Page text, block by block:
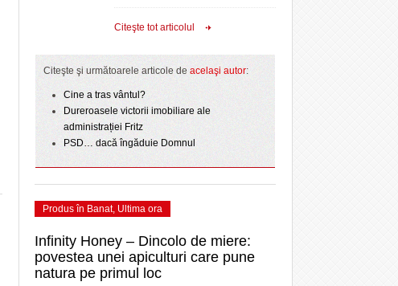
Citeşte tot articolul
Citeşte şi următoarele articole de acelaşi autor:
Cine a tras vântul?
Dureroasele victorii imobiliare ale
administrației Fritz
PSD… dacă îngăduie Domnul
Produs în Banat, Ultima ora
Infinity Honey – Dincolo de miere:
povestea unei apiculturi care pune
natura pe primul loc